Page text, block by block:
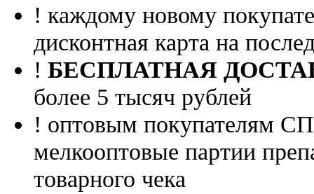
! каждому новому
дисконтная карта на
! БЕСПЛАТНАЯ
более 5 тысяч рублей
! оптовым покупателям
мелкооптовые партии
товарного чека